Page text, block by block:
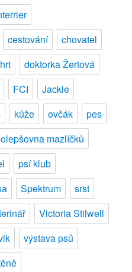
cestování
chovatel
doktorka Žertová
FCI
Jackie
kůže ovčák
pes
mazlíčků
psí klub
Spektrum
srst
Victoria Stilwell
výstava psů